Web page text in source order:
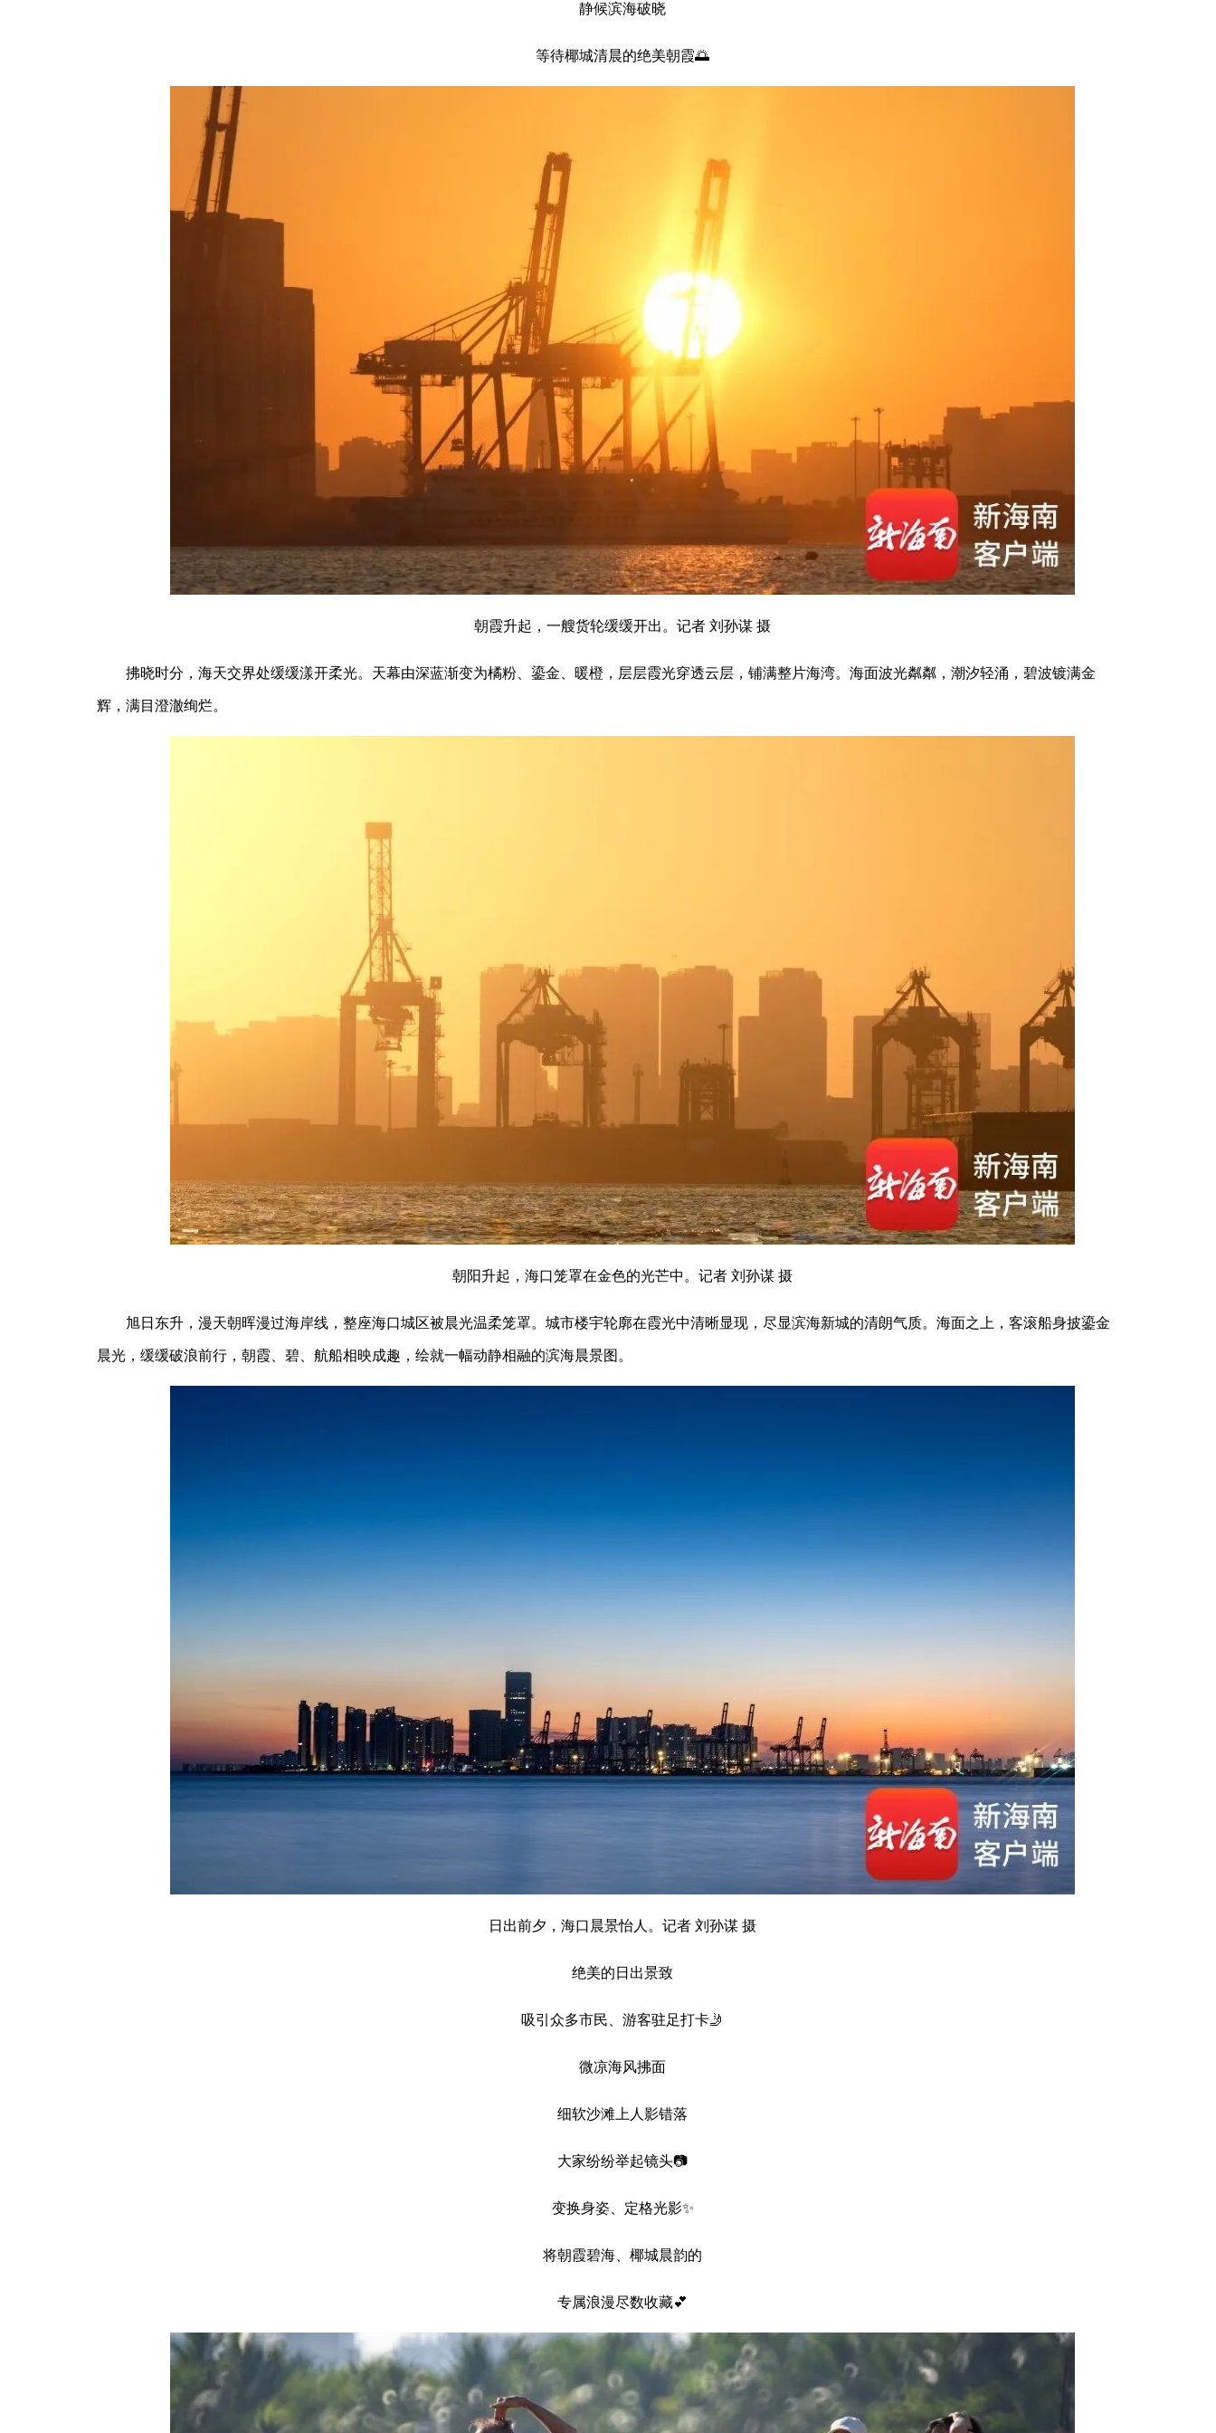
静候滨海破晓
等待椰城清晨的绝美朝霞🌅
朝霞升起，一艘货轮缓缓开出。记者 刘孙谋 摄
拂晓时分，海天交界处缓缓漾开柔光。天幕由深蓝渐变为橘粉、鎏金、暖橙，层层霞光穿透云层，铺满整片海湾。海面波光粼粼，潮汐轻涌，碧波镀满金
辉，满目澄澈绚烂。
朝阳升起，海口笼罩在金色的光芒中。记者 刘孙谋 摄
旭日东升，漫天朝晖漫过海岸线，整座海口城区被晨光温柔笼罩。城市楼宇轮廓在霞光中清晰显现，尽显滨海新城的清朗气质。海面之上，客滚船身披鎏金
晨光，缓缓破浪前行，朝霞、碧、航船相映成趣，绘就一幅动静相融的滨海晨景图。
日出前夕，海口晨景怡人。记者 刘孙谋 摄
绝美的日出景致
吸引众多市民、游客驻足打卡🤳
微凉海风拂面
细软沙滩上人影错落
大家纷纷举起镜头📷
变换身姿、定格光影✨
将朝霞碧海、椰城晨韵的
专属浪漫尽数收藏💕